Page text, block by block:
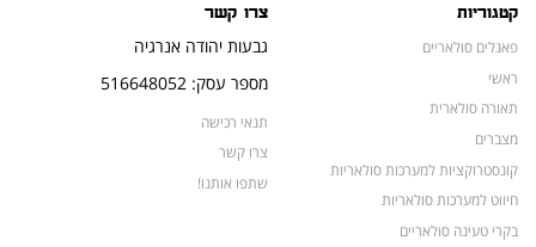
קטגוריות
פאנלים סולאריים
ראשי
תאורה סולארית
מצברים
קונסטרוקציות למערכות סולאריות
חיווט למערכות סולאריות
בקרי טעינה סולאריים
צרו קשר
גבעות יהודה אנרגיה
מספר עסק: 516648052
תנאי רכישה
צרו קשר
שתפו אותנו!